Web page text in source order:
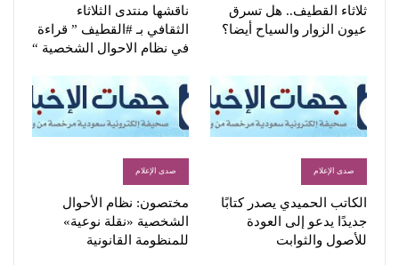
ثلاثاء القطيف.. هل تسرق
عيون الزوار والسياح أيضا؟
ناقشها منتدى الثلاثاء
الثقافي بـ #القطيف ” قراءة
في نظام الاحوال الشخصية “
صدى الإعلام
الكاتب الحميدي يصدر كتابًا
جديدًا يدعو إلى العودة
للأصول والثوابت
صدى الإعلام
مختصون: نظام الأحوال
الشخصية «نقلة نوعية»
للمنظومة القانونية